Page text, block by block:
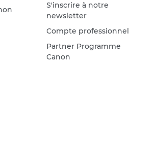
S'inscrire à notre
newsletter
Compte professionnel
Partner Programme
Canon